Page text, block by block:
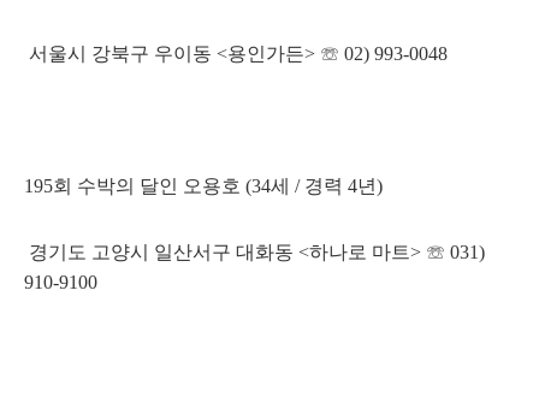
서울시 강북구 우이동 <용인가든> ☏ 02) 993-0048
195회 수박의 달인 오용호 (34세 / 경력 4년)
경기도 고양시 일산서구 대화동 <하나로 마트> ☏ 031)
910-9100